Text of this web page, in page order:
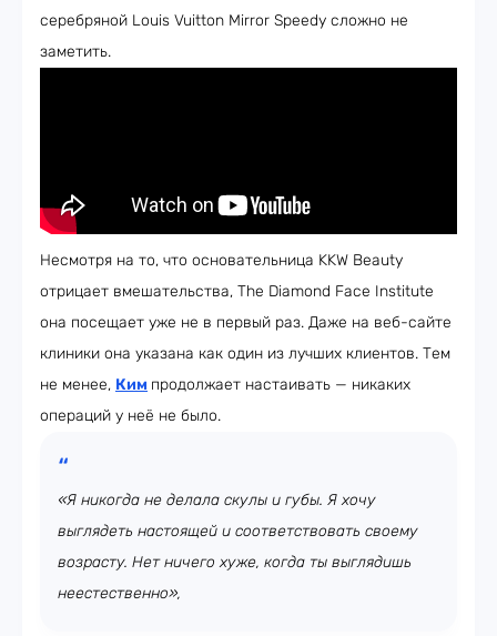
серебряной Louis Vuitton Mirror Speedy сложно не
заметить.
Несмотря на то, что основательница KKW Beauty
отрицает вмешательства, The Diamond Face Institute
она посещает уже не в первый раз. Даже на веб-сайте
клиники она указана как один из лучших клиентов. Тем
не менее, Ким продолжает настаивать — никаких
операций у неё не было.
«Я никогда не делала скулы и губы. Я хочу
выглядеть настоящей и соответствовать своему
возрасту. Нет ничего хуже, когда ты выглядишь
неестественно»,